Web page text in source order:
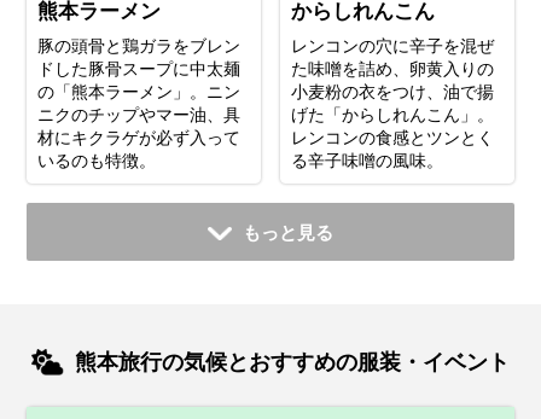
熊本ラーメン
豚の頭骨と鶏ガラをブレン
ドした豚骨スープに中太麺
の「熊本ラーメン」。ニン
ニクのチップやマー油、具
材にキクラゲが必ず入って
いるのも特徴。
からしれんこん
レンコンの穴に辛子を混ぜ
た味噌を詰め、卵黄入りの
小麦粉の衣をつけ、油で揚
げた「からしれんこん」。
レンコンの食感とツンとく
る辛子味噌の風味。
もっと見る
熊本旅行の気候とおすすめの服装・イベント